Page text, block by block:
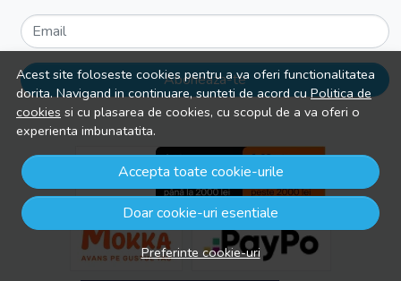
Acest site foloseste cookies pentru a va oferi functionalitatea
dorita. Navigand in continuare, sunteti de acord cuPolitica de
cookies si cu plasarea de cookies, cu scopul de a va oferi o
experienta imbunatatita.
Accepta toate cookie-urile
Doar cookie-uri esentiale
Preferinte cookie-uri
Email
Aboneaza-te